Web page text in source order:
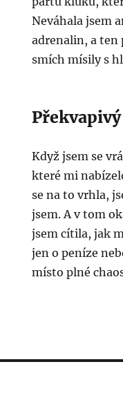
Neváhala jsem
adrenalin, a ten
smích mísily s
Když jsem se
které mi
se na to vrhla,
jsem. A v tom
jsem cítila, jak
jen o peníze
místo plné